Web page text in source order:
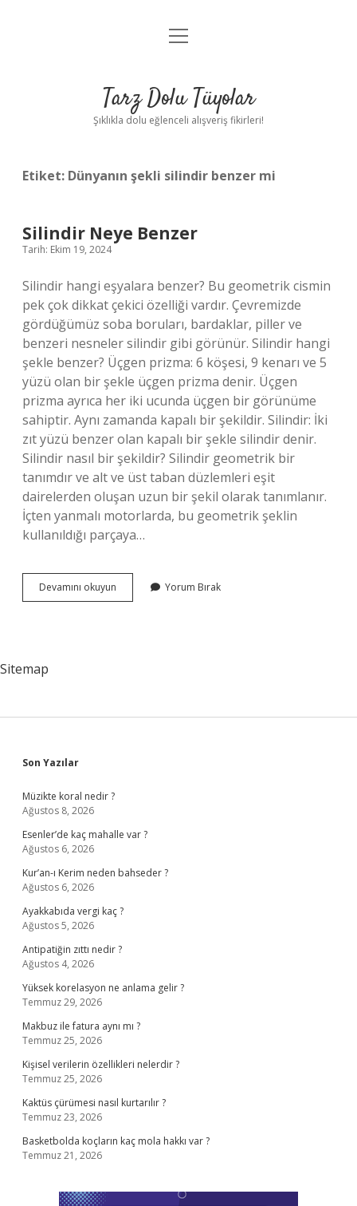
Anasayfa
Yasal Uyarı
menüyü
Tarz Dolu Tüyolar
Şıklıkla dolu eğlenceli alışveriş fikirleri!
Etiket: Dünyanın şekli silindir benzer mi
Silindir Neye Benzer
Tarih: Ekim 19, 2024
Silindir hangi eşyalara benzer? Bu geometrik cismin
pek çok dikkat çekici özelliği vardır. Çevremizde
gördüğümüz soba boruları, bardaklar, piller ve
benzeri nesneler silindir gibi görünür. Silindir hangi
şekle benzer? Üçgen prizma: 6 köşesi, 9 kenarı ve 5
yüzü olan bir şekle üçgen prizma denir. Üçgen
prizma ayrıca her iki ucunda üçgen bir görünüme
sahiptir. Aynı zamanda kapalı bir şekildir. Silindir: İki
zıt yüzü benzer olan kapalı bir şekle silindir denir.
Silindir nasıl bir şekildir? Silindir geometrik bir
tanımdır ve alt ve üst taban düzlemleri eşit
dairelerden oluşan uzun bir şekil olarak tanımlanır.
İçten yanmalı motorlarda, bu geometrik şeklin
kullanıldığı parçaya…
Devamını okuyun
Neye
Yorum Bırak
Sitemap
Sidebar
Son Yazılar
Müzikte koral nedir ?
Ağustos 8, 2026
Esenler’de kaç mahalle var ?
Ağustos 6, 2026
Kur’an-ı Kerim neden bahseder ?
Ağustos 6, 2026
Ayakkabıda vergi kaç ?
Ağustos 5, 2026
Antipatiğin zıttı nedir ?
Ağustos 4, 2026
Yüksek korelasyon ne anlama gelir ?
Temmuz 29, 2026
Makbuz ile fatura aynı mı ?
Temmuz 25, 2026
Kişisel verilerin özellikleri nelerdir ?
Temmuz 25, 2026
Kaktüs çürümesi nasıl kurtarılır ?
Temmuz 23, 2026
Basketbolda koçların kaç mola hakkı var ?
Temmuz 21, 2026